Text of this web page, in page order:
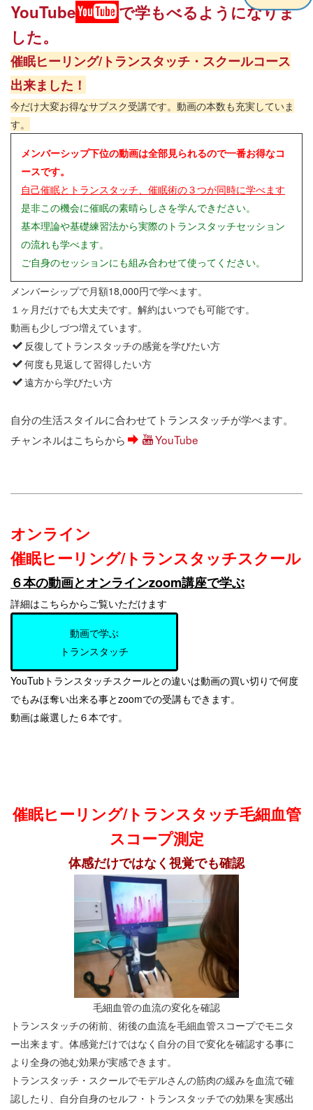
YouTube
で学もべるようになりま
した。
催眠ヒーリング/トランスタッチ・スクールコース
出来ました！
今だけ大変お得なサブスク受講です。動画の本数も充実していま
す。
メンバーシップ下位の動画は全部見られるので一番お得なコ
ースです。
自己催眠とトランスタッチ、催眠術の３つが同時に学べます
是非この機会に催眠の素晴らしさを学んできださい。
基本理論や基礎練習法から実際のトランスタッチセッション
の流れも学べます。
ご自身のセッションにも組み合わせて使ってください。
メンバーシップで月額18,000円で学べます。
１ヶ月だけでも大丈夫です。解約はいつでも可能です。
動画も少しづつ増えています。
反復してトランスタッチの感覚を学びたい方
何度も見返して習得したい方
遠方から学びたい方
自分の生活スタイルに合わせてトランスタッチが学べます。
チャンネルはこちらから
YouTube
オンライン
催眠ヒーリング/トランスタッチスクール
６本の動画とオンラインzoom講座で学ぶ
詳細はこちらからご覧いただけます
動画で学ぶ
トランスタッチ
YouTubトランスタッチスクールとの違いは動画の買い切りで何度
でもみほ奪い出来る事とzoomでの受講もできます。
動画は厳選した６本です。
催眠ヒーリング/トランスタッチ毛細血管
スコープ測定
体感だけではなく視覚でも確認
毛細血管の血流の変化を確認
トランスタッチの術前、術後の血流を毛細血管スコープでモニタ
ー出来ます。体感覚だけではなく自分の目で変化を確認する事に
より全身の弛む効果が実感できます。
トランスタッチ・スクールでモデルさんの筋肉の緩みを血流で確
認したり、自分自身のセルフ・トランスタッチでの効果を実感出